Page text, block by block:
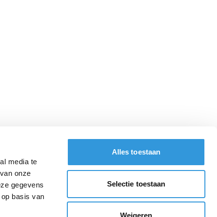
media te
onze
gegevens
basis van
Alles toestaan
Selectie toestaan
Weigeren